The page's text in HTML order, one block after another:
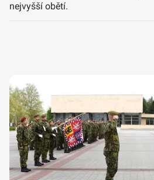
nejvyšší obětí.